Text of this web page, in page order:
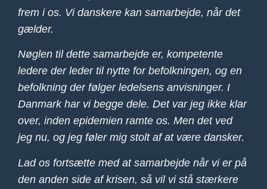
frem i os. Vi danskere kan samarbejde, når det
gælder.
Nøglen til dette samarbejde er, kompetente
ledere der leder til nytte for befolkningen, og en
befolkning der følger ledelsens anvisninger. I
Danmark har vi begge dele. Det var jeg ikke klar
over, inden epidemien ramte os. Men det ved
jeg nu, og jeg føler mig stolt af at være dansker.
Lad os fortsætte med at samarbejde når vi er på
den anden side af krisen, så vil vi stå stærkere